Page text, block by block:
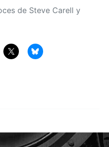
de Steve Carell y